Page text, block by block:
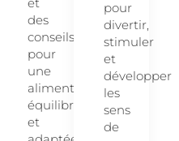
des
conseils
pour
une
alimentation
équilibrée
et
pour
divertir,
stimuler
et
développer
les
sens
de